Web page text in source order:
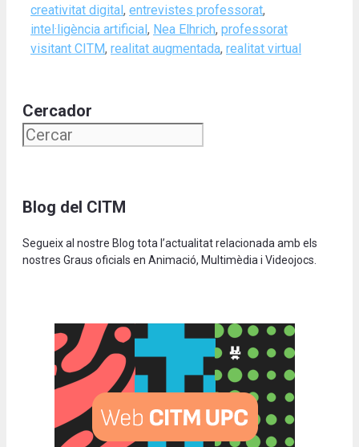
creativitat digital , entrevistes professorat,
intel·ligència artificial , Nea Elhrich, professorat
visitant CITM, realitat augmentada, realitat virtual
Cercador
Blog del CITM
Segueix al nostre Blog tota l’actualitat relacionada amb els
nostres Graus oficials en Animació, Multimèdia i Videojocs.